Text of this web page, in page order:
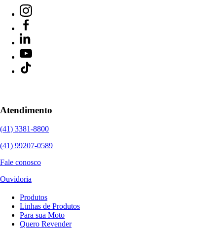
Atendimento
(41) 3381-8800
(41) 99207-0589
Fale conosco
Ouvidoria
Produtos
Linhas de Produtos
Para sua Moto
Quero Revender